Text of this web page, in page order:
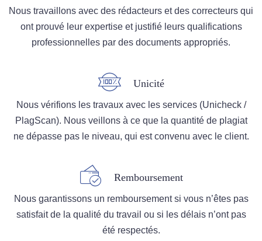
Nous travaillons avec des rédacteurs et des correcteurs qui
ont prouvé leur expertise et justifié leurs qualifications
professionnelles par des documents appropriés.
Unicité
Nous vérifions les travaux avec les services (Unicheck /
PlagScan). Nous veillons à ce que la quantité de plagiat
ne dépasse pas le niveau, qui est convenu avec le client.
Remboursement
Nous garantissons un remboursement si vous n’êtes pas
satisfait de la qualité du travail ou si les délais n’ont pas
été respectés.